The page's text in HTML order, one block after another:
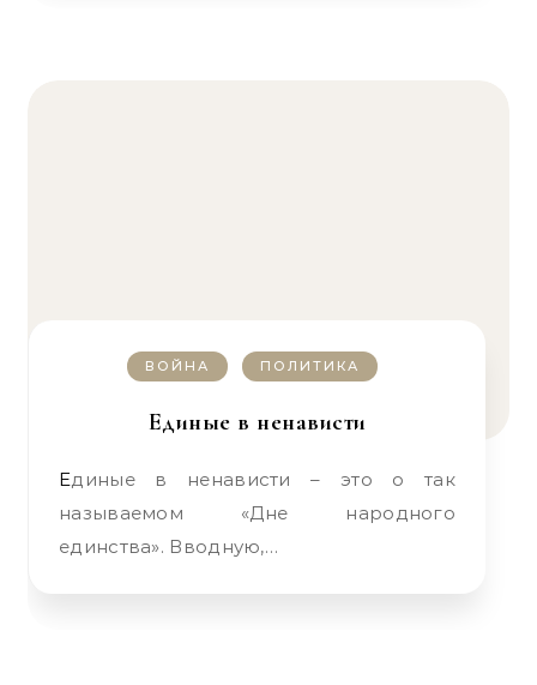
ВОЙНА ПОЛИТИКА
Единые в ненависти
Единые в ненависти – это о так
называемом «Дне народного
единства». Вводную,…